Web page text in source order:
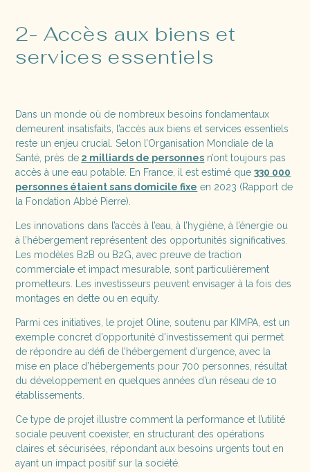
2- Accès aux biens et
services essentiels
Dans un monde où de nombreux besoins fondamentaux
demeurent insatisfaits, l’accès aux biens et services essentiels
reste un enjeu crucial. Selon l’Organisation Mondiale de la
Santé, près de 2 milliards de personnes n’ont toujours pas
accès à une eau potable. En France, il est estimé que330 000
personnes étaient sans domicile fixe en 2023 (Rapport de
la Fondation Abbé Pierre).
Les innovations dans l’accès à l’eau, à l’hygiène, à l’énergie ou
à l’hébergement représentent des opportunités significatives.
Les modèles B2B ou B2G, avec preuve de traction
commerciale et impact mesurable, sont particulièrement
prometteurs. Les investisseurs peuvent envisager à la fois des
montages en dette ou en equity.
Parmi ces initiatives, le projet Oline, soutenu par KIMPA, est un
exemple concret d’opportunité d'investissement qui permet
de répondre au défi de l’hébergement d’urgence, avec la
mise en place d’hébergements pour 700 personnes, résultat
du développement en quelques années d’un réseau de 10
établissements.
Ce type de projet illustre comment la performance et l’utilité
sociale peuvent coexister, en structurant des opérations
claires et sécurisées, répondant aux besoins urgents tout en
ayant un impact positif sur la société.